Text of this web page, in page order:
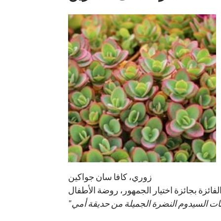
زوري، كافا سان جواكين
الفائزة بجائزة اختيار الجمهور، روضة الأطفال
"